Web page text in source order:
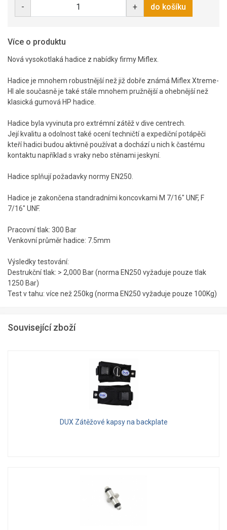
- + do košíku
Více o produktu
Nová vysokotlaká hadice z nabídky firmy Miflex.
Hadice je mnohem robustnější než již dobře známá Miflex Xtreme-
HI ale současně je také stále mnohem pružnější a ohebnější než
klasická gumová HP hadice.
Hadice byla vyvinuta pro extrémní zátěž v dive centrech.
Její kvalitu a odolnost také ocení techničtí a expediční potápěči
kteří hadici budou aktivně používat a dochází u nich k častému
kontaktu například s vraky nebo stěnami jeskyní.
Hadice splňují požadavky normy EN250.
Hadice je zakončena standradními koncovkami M 7/16" UNF, F
7/16" UNF.
Pracovní tlak: 300 Bar
Venkovní průměr hadice: 7.5mm
Výsledky testování:
Destrukční tlak: > 2,000 Bar (norma EN250 vyžaduje pouze tlak
1250 Bar)
Test v tahu: více než 250kg (norma EN250 vyžaduje pouze 100Kg)
Související zboží
DUX Zátěžové kapsy na backplate